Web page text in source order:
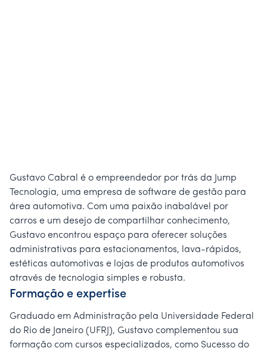
Gustavo Cabral é o empreendedor por trás da Jump
Tecnologia, uma empresa de software de gestão para
área automotiva. Com uma paixão inabalável por
carros e um desejo de compartilhar conhecimento,
Gustavo encontrou espaço para oferecer soluções
administrativas para estacionamentos, lava-rápidos,
estéticas automotivas e lojas de produtos automotivos
através de tecnologia simples e robusta.
Formação e expertise
Graduado em Administração pela Universidade Federal
do Rio de Janeiro (UFRJ), Gustavo complementou sua
formação com cursos especializados, como Sucesso do